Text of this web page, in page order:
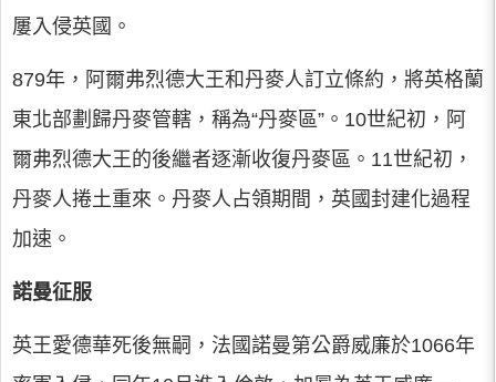
屢入侵英國。
879年，阿爾弗烈德大王和丹麥人訂立條約，將英格蘭
東北部劃歸丹麥管轄，稱為“丹麥區”。10世紀初，阿
爾弗烈德大王的後繼者逐漸收復丹麥區。11世紀初，
丹麥人捲土重來。丹麥人占領期間，英國封建化過程
加速。
諾曼征服
英王愛德華死後無嗣，法國諾曼第公爵威廉於1066年